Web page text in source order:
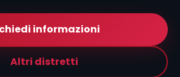
informazioni
Altri distretti